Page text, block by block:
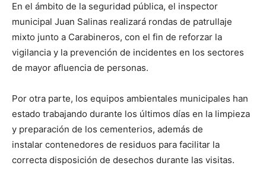
En el ámbito de la seguridad pública, el inspector
municipal Juan Salinas realizará rondas de patrullaje
mixto junto a Carabineros, con el fin de reforzar la
vigilancia y la prevención de incidentes en los sectores
de mayor afluencia de personas.
Por otra parte, los equipos ambientales municipales han
estado trabajando durante los últimos días en la limpieza
y preparación de los cementerios, además de
instalar contenedores de residuos para facilitar la
correcta disposición de desechos durante las visitas.